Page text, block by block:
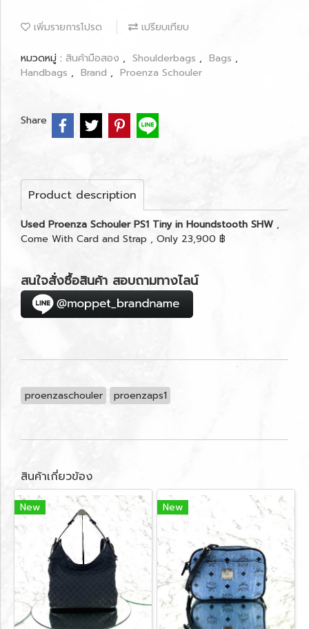
เพิ่มรายการโปรด เปรียบเทียบ
หมวดหมู่ : สินค้ามือสอง , Shoulderbags , Bags ,
Handbags , Brand , Proenza Schouler
Share
Product description
Used Proenza Schouler PS1 Tiny in Houndstooth SHW ,
Come With Card and Strap , Only 23,900 ฿
สนใจสั่งซื้อสินค้า สอบถามทางไลน์
proenzaschouler proenzaps1
สินค้าเกี่ยวข้อง
New New